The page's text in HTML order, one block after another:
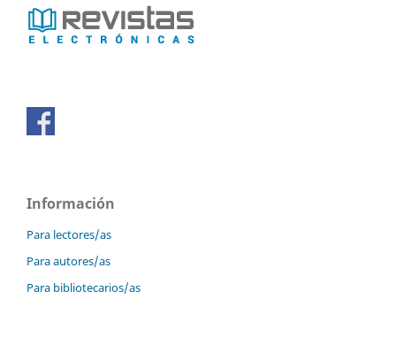
Información
Para lectores/as
Para autores/as
Para bibliotecarios/as